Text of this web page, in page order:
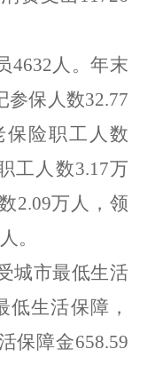
4632人。年末
参保人数32.77
保险职工人数
工人数3.17万
2.09万人，领
人。
城市最低生活
低生活保障，
保障金658.59